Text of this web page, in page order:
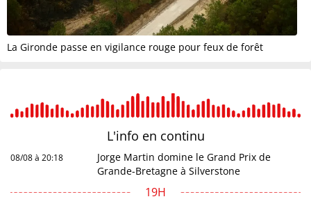
La Gironde passe en vigilance rouge pour feux de forêt
L'info en continu
08/08 à 20:18
Jorge Martin domine le Grand Prix de
Grande-Bretagne à Silverstone
19H